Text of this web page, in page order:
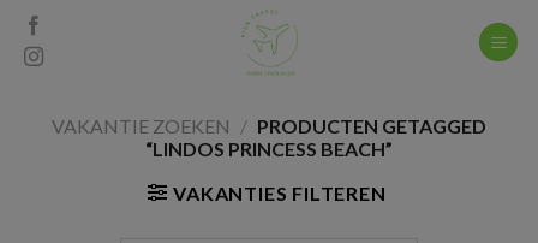
Skip
content
VAKANTIE ZOEKEN / PRODUCTEN GETAGGED
“LINDOS PRINCESS BEACH”
VAKANTIES FILTEREN